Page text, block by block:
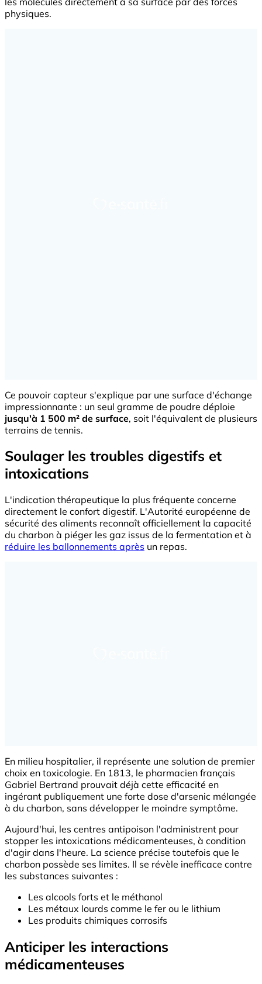
physiques.
Ce pouvoir capteur s'explique par une surface d'échange
impressionnante : un seul gramme de poudre déploie
jusqu'à 1 500 m² de surface, soit l'équivalent de plusieurs
terrains de tennis.
Soulager les troubles digestifs et
intoxications
L'indication thérapeutique la plus fréquente concerne
directement le confort digestif. L'Autorité européenne de
sécurité des aliments reconnaît officiellement la capacité
du charbon à piéger les gaz issus de la fermentation et à
réduire les ballonnements après un repas.
En milieu hospitalier, il représente une solution de premier
choix en toxicologie. En 1813, le pharmacien français
Gabriel Bertrand prouvait déjà cette efficacité en
ingérant publiquement une forte dose d'arsenic mélangée
à du charbon, sans développer le moindre symptôme.
Aujourd'hui, les centres antipoison l'administrent pour
stopper les intoxications médicamenteuses, à condition
d'agir dans l'heure. La science précise toutefois que le
charbon possède ses limites. Il se révèle inefficace contre
les substances suivantes :
Les alcools forts et le méthanol
Les métaux lourds comme le fer ou le lithium
Les produits chimiques corrosifs
Anticiper les interactions
médicamenteuses